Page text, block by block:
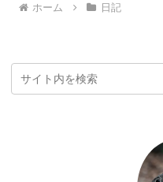
ホーム 日記